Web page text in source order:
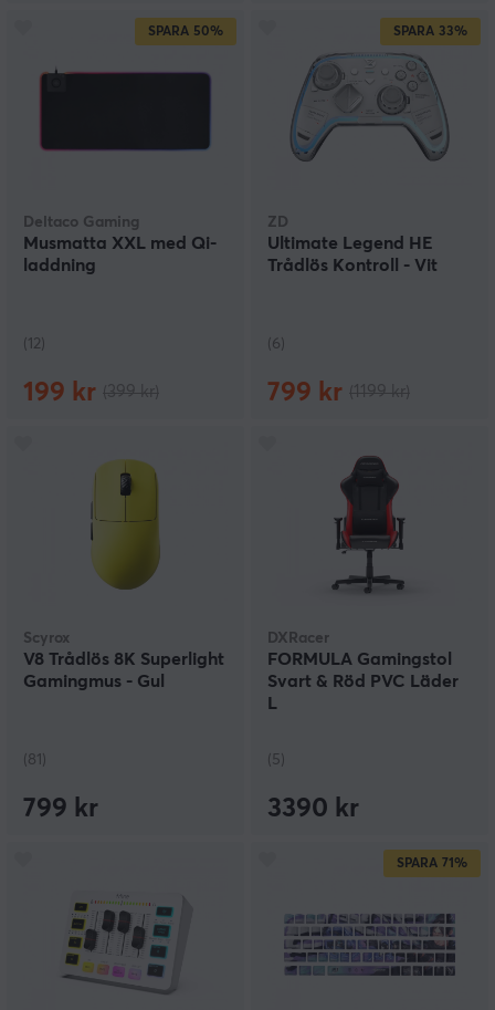
SPARA 50%
Deltaco Gaming
Musmatta XXL med Qi-
laddning
(12)
199 kr
SPARA 33%
ZD
Ultimate Legend HE
Trådlös Kontroll - Vit
(6)
799 kr
Scyrox
V8 Trådlös 8K Superlight
Gamingmus - Gul
(81)
799 kr
DXRacer
FORMULA Gamingstol
Svart & Röd PVC Läder
L
(5)
3390 kr
SPARA 71%